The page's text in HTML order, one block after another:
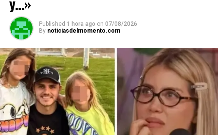
Published 1 hora ago on 07/08/2026
By noticiasdelmomento.com